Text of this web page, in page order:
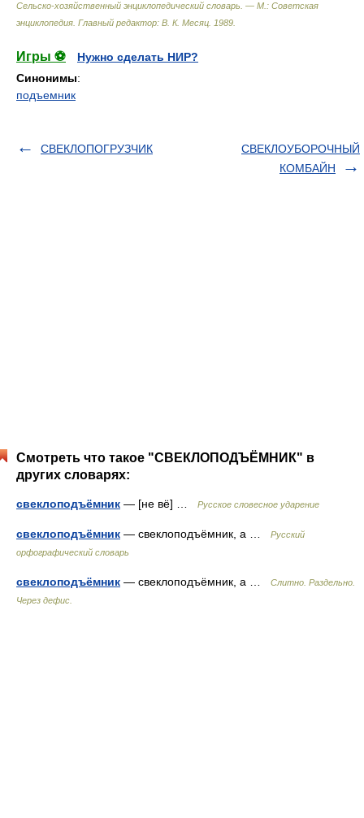
Сельско-хозяйственный энциклопедический словарь. — М.: Советская
энциклопедия Главный редактор: В. К. Месяц 1989
Игры ⚽
Нужно сделать НИР?
Синонимы:
подъемник
СВЕКЛОПОГРУЗЧИК
СВЕКЛОУБОРОЧНЫЙ
КОМБАЙН
Смотреть что такое "СВЕКЛОПОДЪЁМНИК" в
других словарях:
свеклоподъёмник — [не вё] … Русское словесное ударение
свеклоподъёмник — свеклоподъёмник, а …
Русский
орфографический словарь
свеклоподъёмник — свеклоподъёмник, а …
Слитно. Раздельно.
Через дефис.